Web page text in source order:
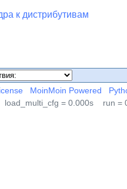
к дистрибутивам
MoinMoin Powered
load_multi_cfg = 0.000s run =